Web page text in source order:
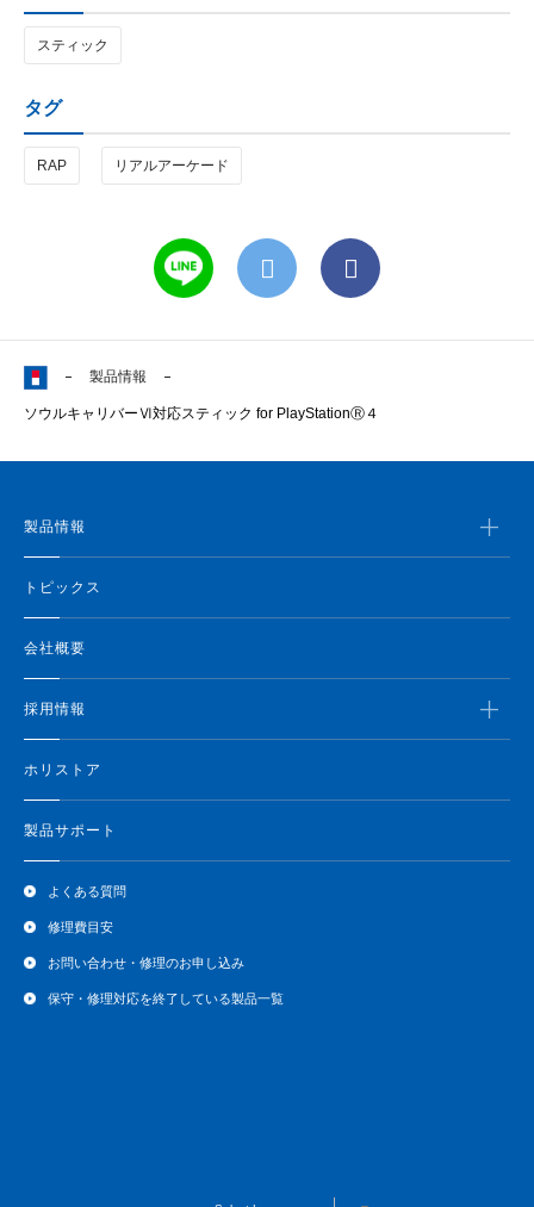
スティック
タグ
RAP リアルアーケード
製品情報
ソウルキャリバーⅥ対応スティック for PlayStationⓇ４
製品情報
トピックス
会社概要
採用情報
ホリストア
製品サポート
よくある質問
修理費目安
お問い合わせ・修理のお申し込み
保守・修理対応を終了している製品一覧